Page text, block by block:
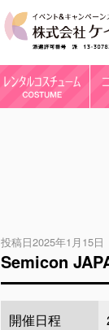
投稿日2025年1月15日
Semicon
開催日程